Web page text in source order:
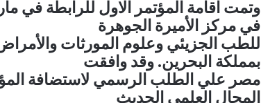
في مركز الأميرة الجوهرة
للطب الجزيئي وعلوم المورثات والأمراض
بمملكة البحرين. وقد وافقت
مصر علي الطلب الرسمي لاستضافة
المجال العلمي الحديث